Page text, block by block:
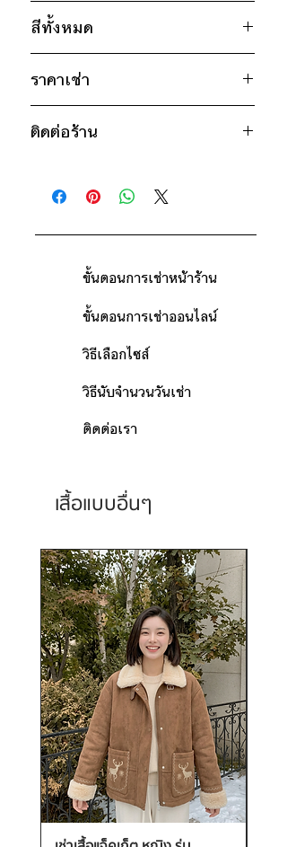
42
43
44
45
สีทั้งหมด
ราคาเช่า
คืน)
ติดต่อร้านเพื่อสอบถามราคา
ติดต่อร้าน
ดูแผนที่ร้าน
ขั้นตอนการเช่าหน้าร้าน
ขั้นตอนการเช่าออนไลน์
วิธีเลือกไซส์
วิธีนับจำนวนวันเช่า
ติดต่อเรา
เสื้อแบบอื่นๆ